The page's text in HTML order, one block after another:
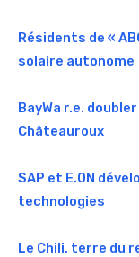
Résidents de «
solaire autonome
BayWa r.e.
Châteauroux
SAP et E.ON
technologies
Le Chili, terre du